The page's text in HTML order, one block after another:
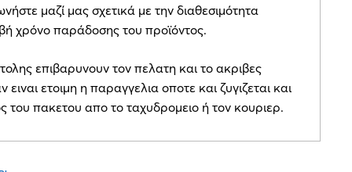
μαζί μας σχετικά με την διαθεσιμότητα
χρόνο παράδοσης του προϊόντος.
επιβαρυνουν τον πελατη και το ακριβες
ειναι ετοιμη η παραγγελια οποτε και ζυγιζεται και
του πακετου απο το ταχυδρομειο ή τον κουριερ.